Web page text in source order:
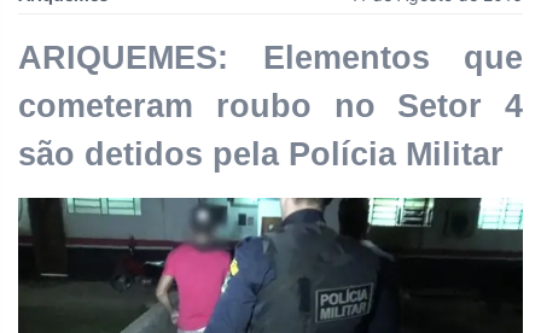
ARIQUEMES: Elementos que
cometeram roubo no Setor 4
são detidos pela Polícia Militar